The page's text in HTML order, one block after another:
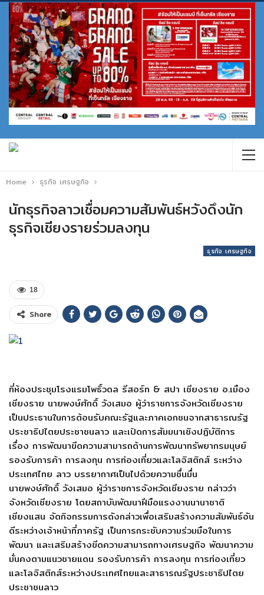
Home ธุรกิจ เศรษฐกิจ
นักธุรกิจลาวเชื่อมความสัมพันธ์หวังดึงนัก
ธุรกิจเชียงรายร่วมลงทุน
ธุรกิจ เศรษฐกิจ
18
Share
ที่ห้องประชุมโรงแรมโพธิ์วดล รีสอร์ท & สปา เชียงราย อ.เมือง
เชียงราย นายพงษ์ศักดิ์ วังเสมอ ผู้ว่าราชการจังหวัดเชียงราย
เป็นประธานในการต้อนรับคณะรัฐและภาคเอกชนจากสาธารณรัฐ
ประชาธิปไตยประชาชนลาว และเปิดการสัมมนาเชิงปฏิบัติการ
เรื่อง การพัฒนาขีดความสามารถด้านการพัฒนาทรัพยากรมนุษย์
รองรับการค้า การลงทุน การท่องเที่ยวและโลจิสติกส์ ระหว่าง
ประเทศไทย ลาว บรรยากาศเป็นไปด้วยความชื่นมื่น
นายพงษ์ศักดิ์ วังเสมอ ผู้ว่าราชการจังหวัดเชียงราย กล่าวว่า
จังหวัดเชียงราย โดยสถาบันพัฒนาฝีมือแรงงานนานาชาติ
เชียงแสน จัดกิจกรรมการดังกล่าวเพื่อเสริมสร้างความสัมพันธ์อัน
ดีระหว่างเจ้าหน้าที่ภาครัฐ เป็นการกระชับความร่วมมือในการ
พัฒนา และเสริมสร้างขีดความสามารถทางเศรษฐกิจ พัฒนาความ
มั่นคงตามแนวชายแดน รองรับการค้า การลงทุน การท่องเที่ยว
และโลจิสติกส์ระหว่างประเทศไทยและสาธารณรัฐประชาธิปไตย
ประชาชนลาว